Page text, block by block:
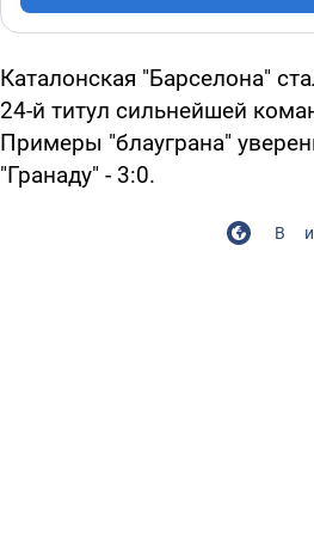
Каталонская "Барселона"
24-й титул сильнейшей
Примеры "блауграна"
"Гранаду" - 3:0.